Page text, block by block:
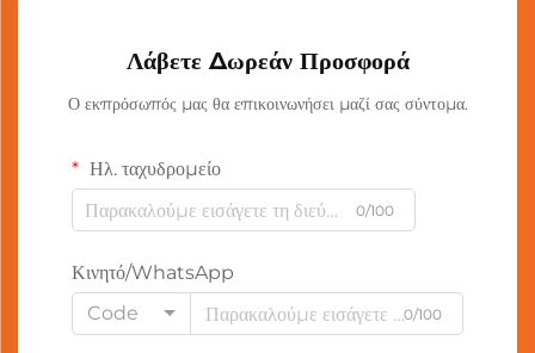
Λάβετε Δωρεάν Προσφορά
Ο εκπρόσωπός μας θα επικοινωνήσει μαζί σας σύντομα.
Ηλ. ταχυδρομείο
0/100
Κινητό/WhatsApp
Code
0/100